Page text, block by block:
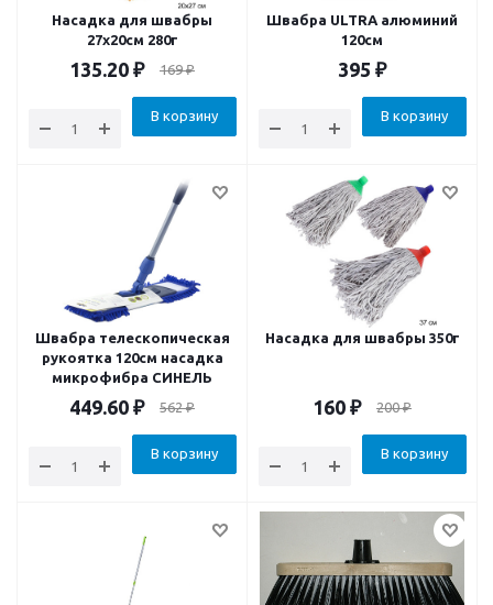
Насадка для швабры
27x20см 280г
135.20 ₽ 169₽
В корзину
Швабра ULTRA алюминий
120см
395 ₽
В корзину
Швабра телескопическая
рукоятка 120см насадка
микрофибра СИНЕЛЬ
449.60 ₽ 562₽
В корзину
Насадка для швабры 350г
160 ₽ 200₽
В корзину